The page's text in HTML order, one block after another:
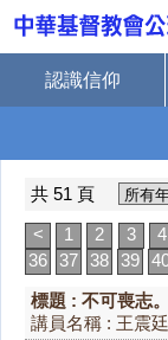
認識信仰
共 51 頁
<
1 2 3 4
36 37 38 39
標題 : 不可喪志
講員名稱 : 王震